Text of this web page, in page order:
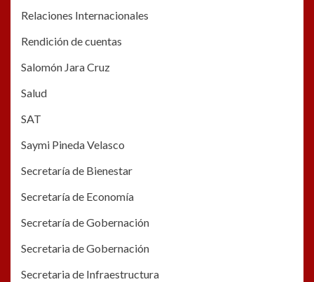
Relaciones Internacionales
Rendición de cuentas
Salomón Jara Cruz
Salud
SAT
Saymi Pineda Velasco
Secretaría de Bienestar
Secretaría de Economía
Secretaría de Gobernación
Secretaria de Gobernación
Secretaria de Infraestructura